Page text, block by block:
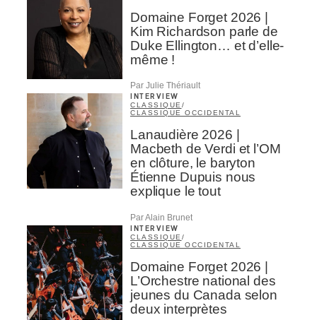
Domaine Forget 2026 |
Kim Richardson parle de
Duke Ellington… et d’elle-
même !
Par Julie Thériault
INTERVIEW
CLASSIQUE /
CLASSIQUE OCCIDENTAL
Lanaudière 2026 |
Macbeth de Verdi et l’OM
en clôture, le baryton
Étienne Dupuis nous
explique le tout
Par Alain Brunet
INTERVIEW
CLASSIQUE /
CLASSIQUE OCCIDENTAL
Domaine Forget 2026 |
L’Orchestre national des
jeunes du Canada selon
deux interprètes